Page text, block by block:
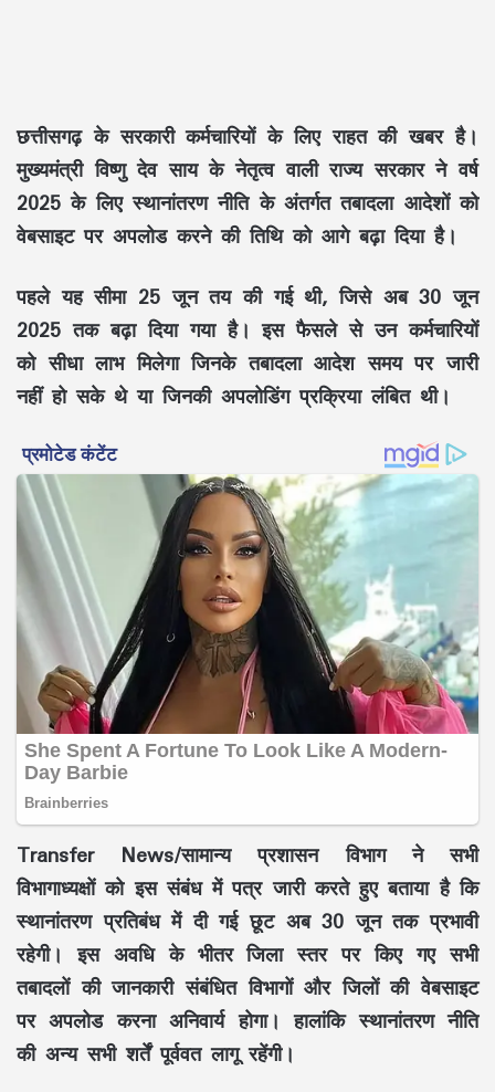
छत्तीसगढ़ के सरकारी कर्मचारियों के लिए राहत की खबर है।
मुख्यमंत्री विष्णु देव साय के नेतृत्व वाली राज्य सरकार ने वर्ष
2025 के लिए स्थानांतरण नीति के अंतर्गत तबादला आदेशों को
वेबसाइट पर अपलोड करने की तिथि को आगे बढ़ा दिया है।
पहले यह सीमा 25 जून तय की गई थी, जिसे अब 30 जून
2025 तक बढ़ा दिया गया है। इस फैसले से उन कर्मचारियों
को सीधा लाभ मिलेगा जिनके तबादला आदेश समय पर जारी
नहीं हो सके थे या जिनकी अपलोडिंग प्रक्रिया लंबित थी।
Transfer News/सामान्य प्रशासन विभाग ने सभी
विभागाध्यक्षों को इस संबंध में पत्र जारी करते हुए बताया है कि
स्थानांतरण प्रतिबंध में दी गई छूट अब 30 जून तक प्रभावी
रहेगी। इस अवधि के भीतर जिला स्तर पर किए गए सभी
तबादलों की जानकारी संबंधित विभागों और जिलों की वेबसाइट
पर अपलोड करना अनिवार्य होगा। हालांकि स्थानांतरण नीति
की अन्य सभी शर्तें पूर्ववत लागू रहेंगी।